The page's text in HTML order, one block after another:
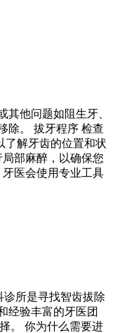
其他问题如阻生牙、
除。 拔牙程序 检查
了解牙齿的位置和状
部麻醉，以确保您
医会使用专业工具
所是寻找智齿拔除
经验丰富的牙医团
。 你为什么需要进